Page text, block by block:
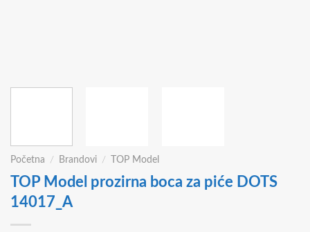
Početna / Brandovi / TOP Model
TOP Model prozirna boca za piće DOTS
14017_A